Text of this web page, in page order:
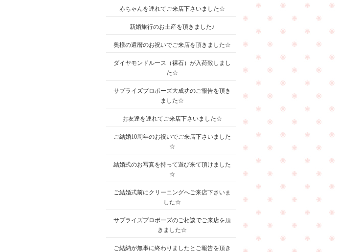
赤ちゃんを連れてご来店下さいました☆
新婚旅行のお土産を頂きました♪
奥様の還暦のお祝いでご来店を頂きました☆
ダイヤモンドルース（裸石）が入荷致しまし
た☆
サプライズプロポーズ大成功のご報告を頂き
ました☆
お友達を連れてご来店下さいました☆
ご結婚10周年のお祝いでご来店下さいました
☆
結婚式のお写真を持って遊び来て頂けました
☆
ご結婚式前にクリーニングへご来店下さいま
した☆
サプライズプロポーズのご相談でご来店を頂
きました☆
ご結納が無事に終わりましたとご報告を頂き